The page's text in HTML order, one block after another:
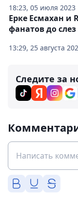
18:23, 05 июля 2023
13:29, 25 августа
Ерке Есмахан и
фанатов до слез
Следите за